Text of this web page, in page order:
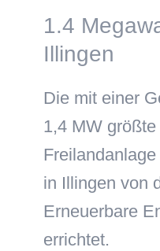
1.4
Illingen
Die mit einer
1,4 MW
in Illingen von
Erneuerbare
errichtet.